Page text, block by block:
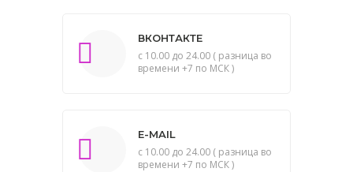
ВКОНТАКТЕ
с 10.00 до 24.00 ( разница во
времени +7 по МСК )
E-MAIL
с 10.00 до 24.00 ( разница во
времени +7 по МСК )